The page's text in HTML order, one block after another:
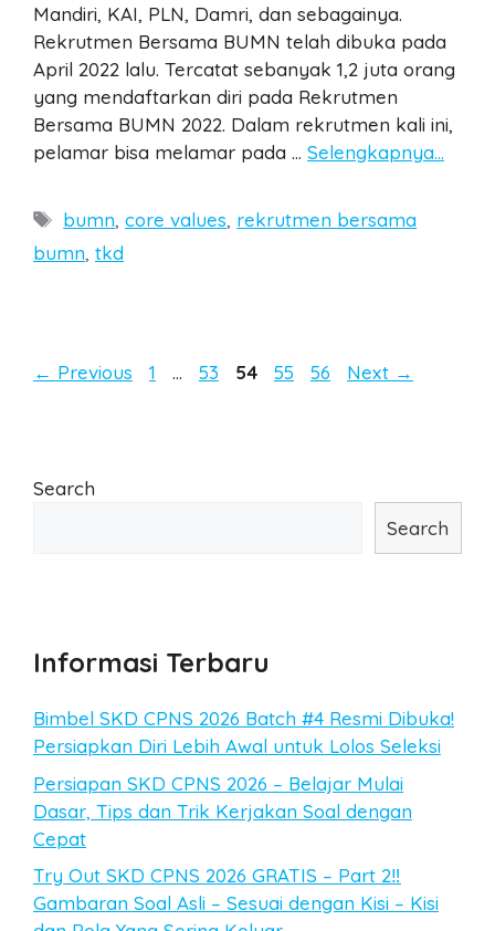
Mandiri, KAI, PLN, Damri, dan sebagainya.
Rekrutmen Bersama BUMN telah dibuka pada
April 2022 lalu. Tercatat sebanyak 1,2 juta orang
yang mendaftarkan diri pada Rekrutmen
Bersama BUMN 2022. Dalam rekrutmen kali ini,
pelamar bisa melamar pada … Selengkapnya…
Tags
bumn,core values, rekrutmen bersama
bumn, tkd
Post
← Previous Page
1 … Page
53 Page
54 Page
55 Page
56 Next →
Search
Search
Informasi Terbaru
Bimbel SKD CPNS 2026 Batch #4 Resmi Dibuka!
Persiapkan Diri Lebih Awal untuk Lolos Seleksi
Persiapan SKD CPNS 2026 – Belajar Mulai
Dasar, Tips dan Trik Kerjakan Soal dengan
Cepat
Try Out SKD CPNS 2026 GRATIS – Part 2‼️
Gambaran Soal Asli – Sesuai dengan Kisi – Kisi